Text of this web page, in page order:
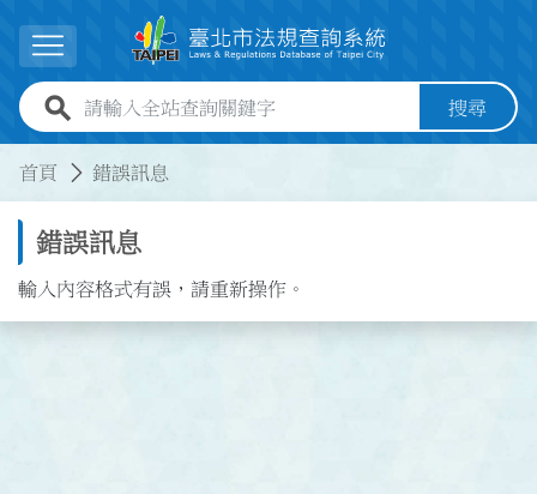
展開選單
全站查詢關鍵字欄位 搜尋
首頁 錯誤訊息
錯誤訊息
輸入內容格式有誤，請重新操作。